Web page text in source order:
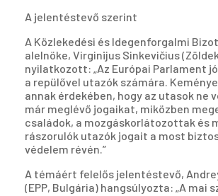
A jelentéstevő szerint
A Közlekedési és Idegenforgalmi
alelnöke, Virginijus Sinkevičius
nyilatkozott: „Az Európai Parlament
a repülővel utazók számára.
annak érdekében, hogy az utasok ne
már meglévő jogaikat, miközben
családok, a mozgáskorlátozottak és
rászorulók utazók jogait a most
védelem révén.”
A témáért felelős jelentéstevő,
(EPP, Bulgária) hangsúlyozta: „A mai